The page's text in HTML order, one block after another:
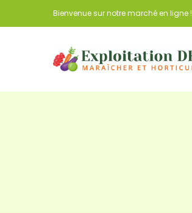
Bienvenue sur notre marché en ligne !